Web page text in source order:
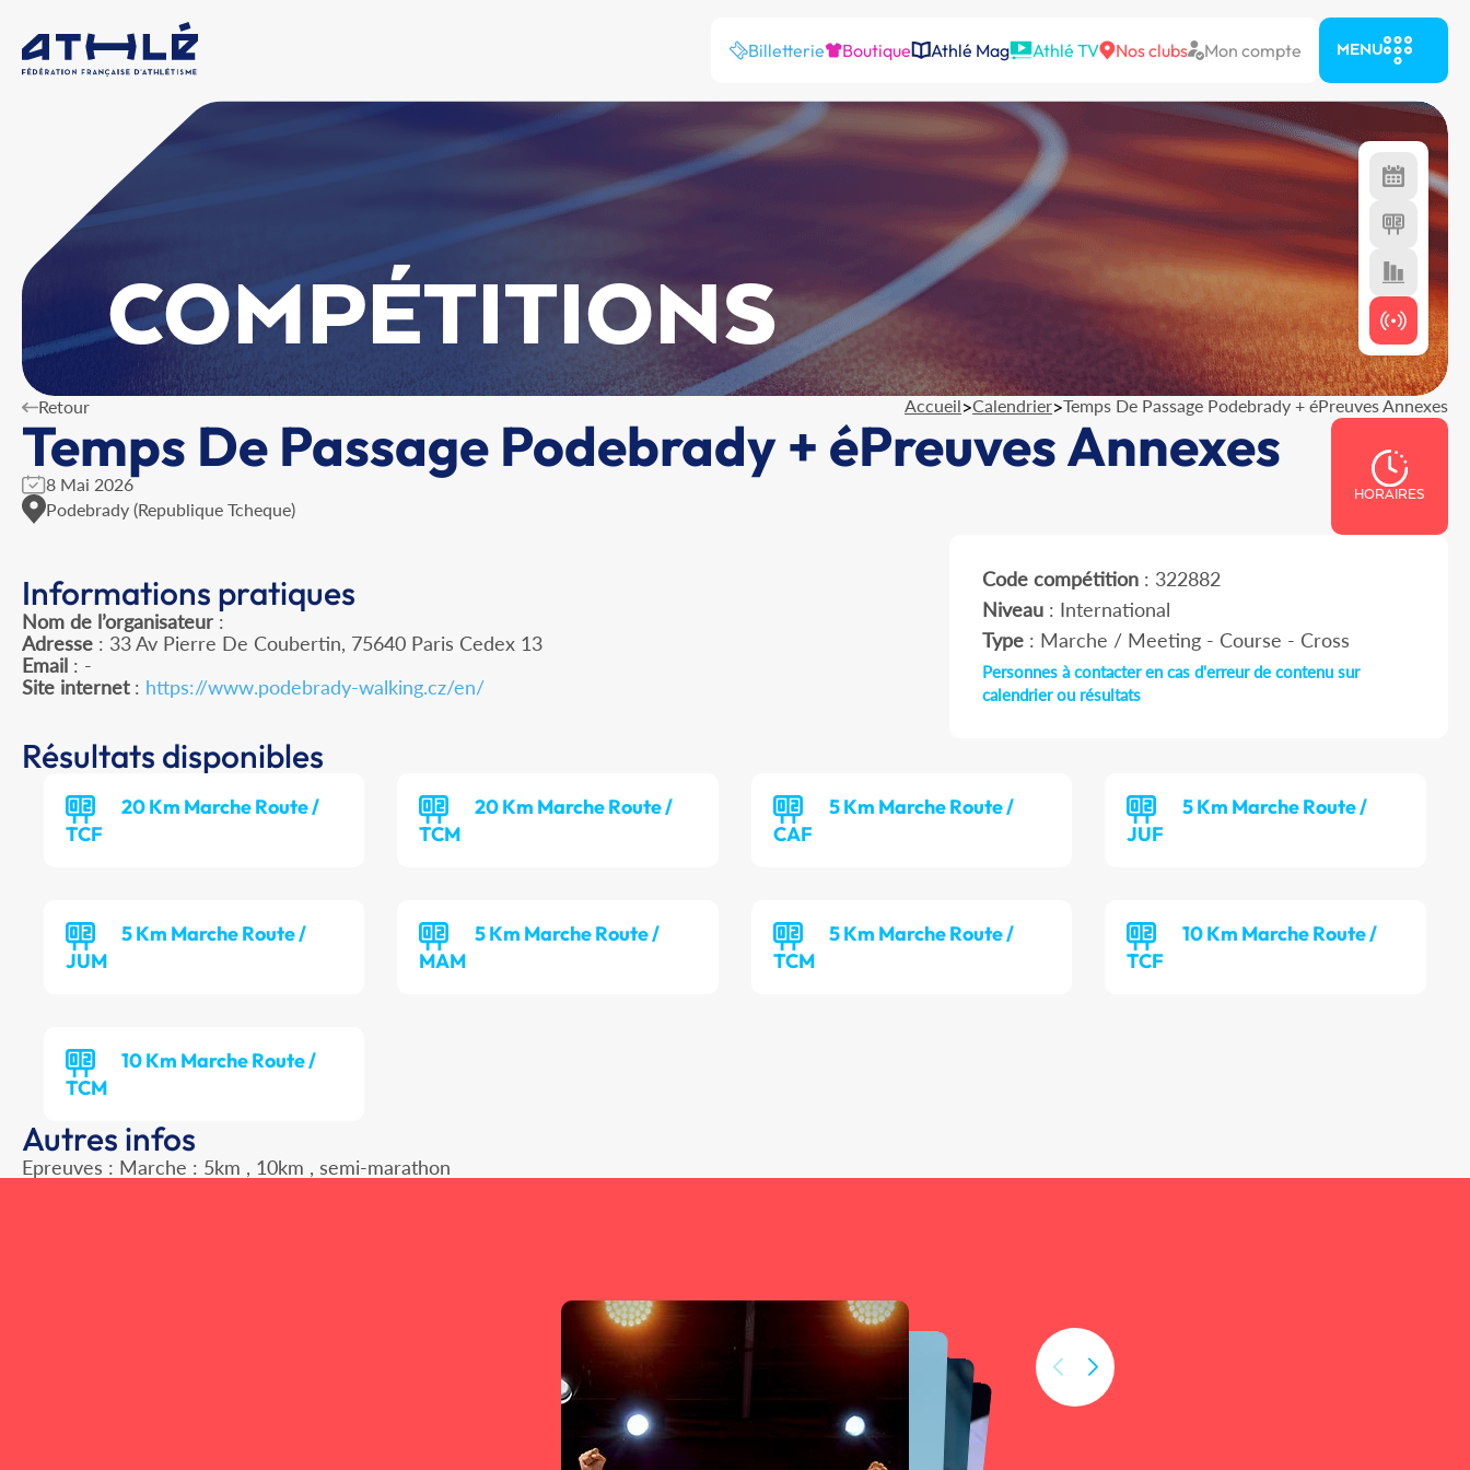
Billetterie Boutique Athlé Mag Athlé TV Nos clubs Mon compte MENU
COMPÉTITIONS
Retour Accueil>Calendrier>Temps De Passage Podebrady + éPreuves Annexes
Temps De Passage Podebrady + éPreuves Annexes
8 Mai 2026
Podebrady (Republique Tcheque)
HORAIRES
Informations pratiques
Nom de l’organisateur :
Adresse : 33 Av Pierre De Coubertin, 75640 Paris Cedex 13
Email : -
Site internet: https://www.podebrady-walking.cz/en/
Code compétition: 322882
Niveau: International
Type: Marche / Meeting - Course - Cross
Personnes à contacter en cas d'erreur de contenu sur
calendrier ou résultats
Résultats disponibles
20 Km Marche Route /
TCF
20 Km Marche Route /
TCM
5 Km Marche Route /
CAF
5 Km Marche Route /
JUF
5 Km Marche Route /
JUM
5 Km Marche Route /
MAM
5 Km Marche Route /
TCM
10 Km Marche Route /
TCF
10 Km Marche Route /
TCM
Autres infos
Epreuves : Marche : 5km , 10km , semi-marathon